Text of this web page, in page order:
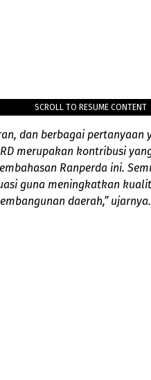
SCROLL TO RESUME CONTENT
dan berbagai pertanyaan
merupakan kontribusi
Ranperda ini.
guna meningkatkan
daerah,” ujarnya.